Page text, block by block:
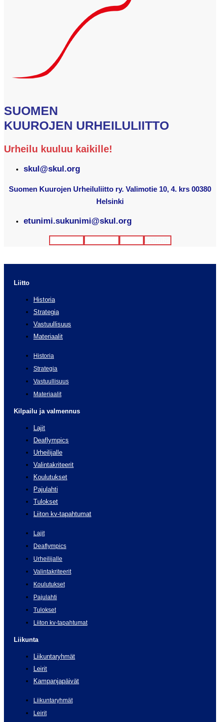
SUOMEN
KUUROJEN URHEILULIITTO
Urheilu kuuluu kaikille!
skul@skul.org
Suomen Kuurojen Urheiluliitto ry. Valimotie 10, 4. krs 00380
Helsinki
etunimi.sukunimi@skul.org
Liitto
Historia
Strategia
Vastuullisuus
Materiaalit
Historia
Strategia
Vastuullisuus
Materiaalit
Kilpailu ja valmennus
Lajit
Deaflympics
Urheilijalle
Valintakriteerit
Koulutukset
Pajulahti
Tulokset
Liiton kv-tapahtumat
Lajit
Deaflympics
Urheilijalle
Valintakriteerit
Koulutukset
Pajulahti
Tulokset
Liiton kv-tapahtumat
Liikunta
Liikuntaryhmät
Leirit
Kampanjapäivät
Liikuntaryhmät
Leirit